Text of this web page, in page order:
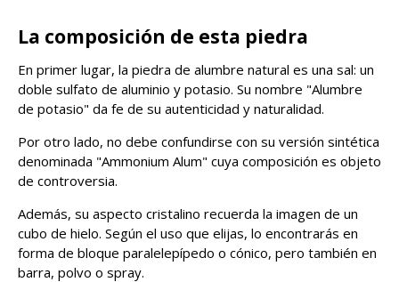
La composición de esta piedra
En primer lugar, la piedra de alumbre natural es una sal: un
doble sulfato de aluminio y potasio. Su nombre "Alumbre
de potasio" da fe de su autenticidad y naturalidad.
Por otro lado, no debe confundirse con su versión sintética
denominada "Ammonium Alum" cuya composición es objeto
de controversia.
Además, su aspecto cristalino recuerda la imagen de un
cubo de hielo. Según el uso que elijas, lo encontrarás en
forma de bloque paralelepípedo o cónico, pero también en
barra, polvo o spray.